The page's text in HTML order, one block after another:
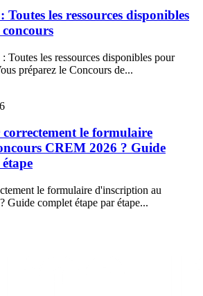
les ressources disponibles
Toutes les ressources disponibles pour
préparez le Concours de...
le formulaire
CREM 2026 ? Guide
le formulaire d'inscription au
Guide complet étape par étape...